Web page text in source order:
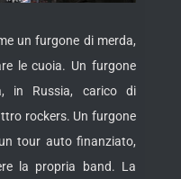
un furgone di merda,
le cuoia. Un furgone
in Russia, carico di
rockers. Un furgone
tour auto finanziato,
la propria band. La